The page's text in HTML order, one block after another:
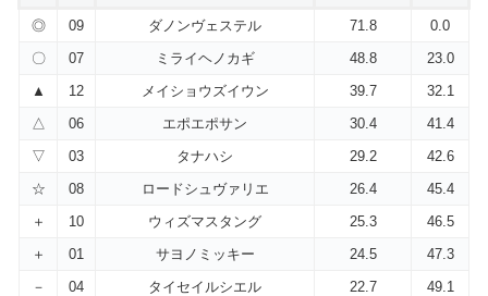
◎ 09 ダノンヴェステル 71.8
0.0
〇
07 ミライヘノカギ 48.8
23.0
▲
12 メイショウズイウン 39.7
32.1
△
06 エポエポサン 30.4
41.4
▽
03 タナハシ 29.2
42.6
☆
08 ロードシュヴァリエ 26.4
45.4
＋
10 ウィズマスタング 25.3
46.5
＋
01 サヨノミッキー 24.5
47.3
－
04 タイセイルシエル 22.7
49.1